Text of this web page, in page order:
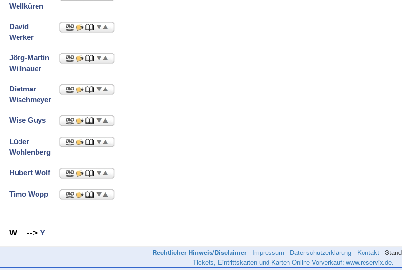
Wellküren
David
Werker
Jörg-Martin
Willnauer
Dietmar
Wischmeyer
Wise Guys
Lüder
Wohlenberg
Hubert Wolf
Timo Wopp
W --> Y
Rechtlicher Hinweis/Disclaimer- Impressum - Datenschutzerklärung- Kontakt- Stand
Tickets, Eintrittskarten und Karten Online Vorverkauf: www.reservix.de.